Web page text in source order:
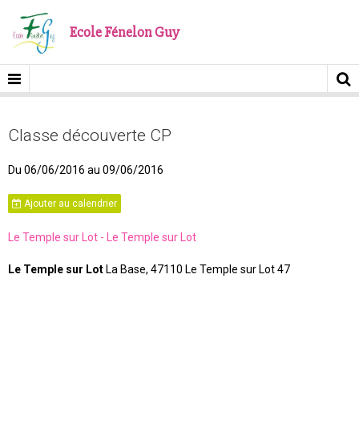
Ecole Fénelon Guy
Classe découverte CP
Du 06/06/2016 au 09/06/2016
Ajouter au calendrier
Le Temple sur Lot - Le Temple sur Lot
Le Temple sur Lot La Base, 47110 Le Temple sur Lot 47